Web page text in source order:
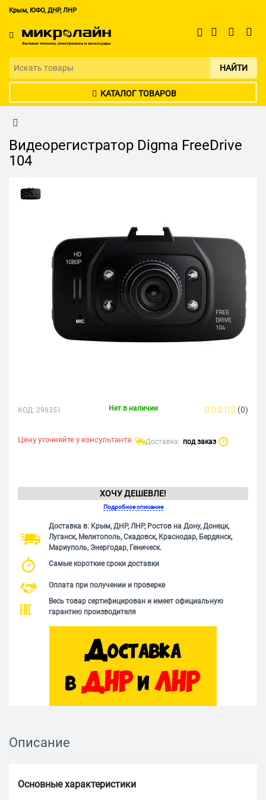
Крым, ЮФО, ДНР, ЛНР
НАЙТИ
КАТАЛОГ ТОВАРОВ
Видеорегистратор Digma FreeDrive
104
КОД: 298351 Нет в наличии (0)
Цену уточняйте у консультанта Доставка: под заказ ?
ХОЧУ ДЕШЕВЛЕ!
Подробное описание
Доставка в: Крым, ДНР, ЛНР, Ростов на Дону, Донецк,
Луганск, Мелитополь, Скадовск, Краснодар, Бердянск,
Мариуполь, Энергодар, Геническ.
Самые короткие сроки доставки
Оплата при получении и проверке
Весь товар сертифицирован и имеет официальную
гарантию производителя
Описание
Основные характеристики